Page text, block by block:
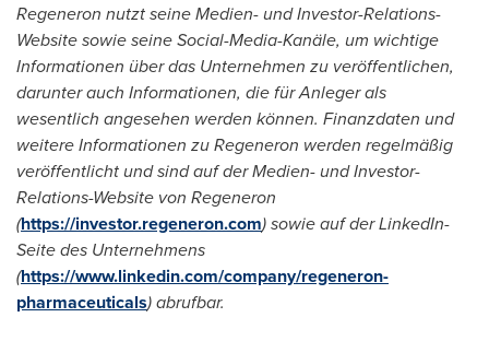
Regeneron nutzt seine Medien- und Investor-Relations-
Website sowie seine Social-Media-Kanäle, um wichtige
Informationen über das Unternehmen zu veröffentlichen,
darunter auch Informationen, die für Anleger als
wesentlich angesehen werden können. Finanzdaten und
weitere Informationen zu Regeneron werden regelmäßig
veröffentlicht und sind auf der Medien- und Investor-
Relations-Website von Regeneron
(https://investor.regeneron.com) sowie auf der LinkedIn-
Seite des Unternehmens
(https://www.linkedin.com/company/regeneron-
pharmaceuticals) abrufbar.